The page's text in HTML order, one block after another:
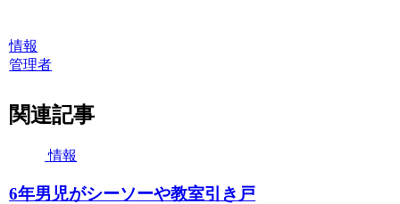
情報
管理者
関連記事
情報
6年男児がシーソーや教室引き戸